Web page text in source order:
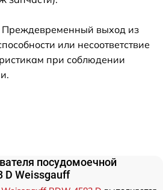
выход из
или несоответствие
при соблюдении
посудомоечной
D Weissgauff